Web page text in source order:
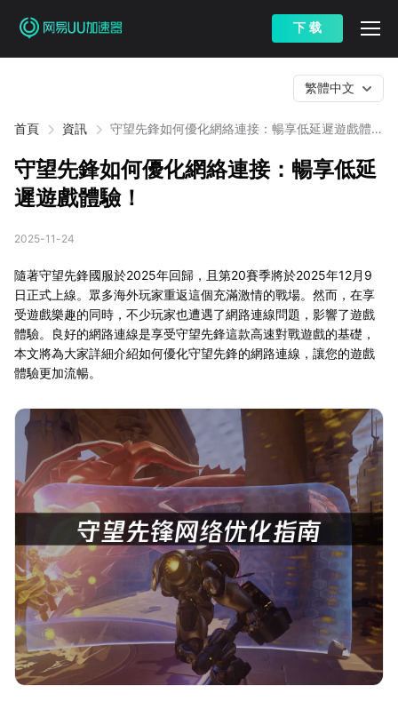
下 载
首頁 資訊
守望先鋒如何優化網絡連接：暢享低延遲遊戲體
繁體中文
守望先鋒如何優化網絡連接：暢享低延
遲遊戲體驗！
2025-11-24
隨著守望先鋒國服於2025年回歸，且第20賽季將於2025年12月9
日正式上線。眾多海外玩家重返這個充滿激情的戰場。然而，在享
受遊戲樂趣的同時，不少玩家也遭遇了網路連線問題，影響了遊戲
體驗。良好的網路連線是享受守望先鋒這款高速對戰遊戲的基礎，
本文將為大家詳細介紹如何優化守望先鋒的網路連線，讓您的遊戲
體驗更加流暢。